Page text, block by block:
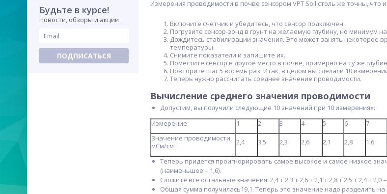
Будьте в курсе!
Новости, обзоры и акции
ПОДПИСАТЬСЯ
Измерения проводимости в почве сенсором VPT Soil столь же точны,
Включите счетчик и убедитесь, что сенсор подключен.
Погрузите сенсор-зонд в грунт на желаемую глубину, но минимум
Дождитесь стабилизации значения. Это может занять некоторое
температуры.
Снимите показатели и запишите их.
Поместите сенсор в другое место в почве, примерно на ту же
Повторите шаг 5 восемь раз. Итак, в целом вы сделали 10
Теперь нужно рассчитать среднее значение проводимости.
Вычисление среднего значения проводимости
Допустим, вы получили следующие 10 значений при 10 измерениях:
Измерение
1 2 3 4 5 6 7
Значение проводимости,
мСм/см
2,4 3,5 2,3 2,6 2,1 2,8 1,6
Теперь придется проигнорировать самое высокое и самое низкое
(наименьшее – 1,6).
Сложите все остальные значения: 2,4 + 2,3 + 2,6 + 2,1 + 2,8 + 2,5 + 2,4 + 2,0 =
Общая сумма получилась19,1. Теперь это значение надо разделить